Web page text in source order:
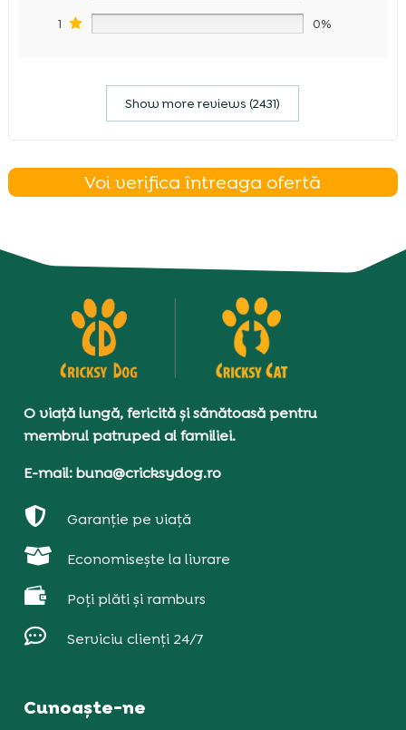
1 0%
Show more reviews (2431)
Voi verifica întreaga ofertă
O viață lungă, fericită și sănătoasă pentru
membrul patruped al familiei.
E-mail: buna@cricksydog.ro
 Garanție pe viață
 Economisește la livrare
 Poți plăti și ramburs
 Serviciu clienți 24/7
Cunoaște-ne